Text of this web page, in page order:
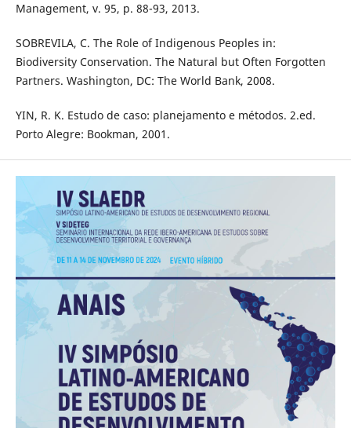
Management, v. 95, p. 88-93, 2013.
SOBREVILA, C. The Role of Indigenous Peoples in:
Biodiversity Conservation. The Natural but Often Forgotten
Partners. Washington, DC: The World Bank, 2008.
YIN, R. K. Estudo de caso: planejamento e métodos. 2.ed.
Porto Alegre: Bookman, 2001.